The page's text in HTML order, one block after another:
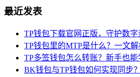
最近发表
TP钱包下载官网正版，守护数
TP钱包里的MTP是什么？一文
TP多签钱包怎么转账？新手也
BK钱包与TP钱包如何实现同步